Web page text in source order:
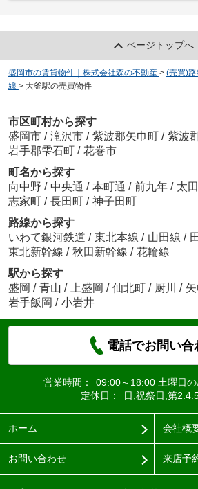
ページトップへ
盛岡市の賃貸物件｜株式会社森の不動産 > (売買)
線 > 大釜駅の売買物件
市区町村から探す
盛岡市 / 滝沢市 / 紫波郡矢巾町 / 紫波
岩手郡雫石町 / 花巻市
町名から探す
向中野 / 中央通 / 本町通 / 前九年 / 太田
志家町 / 長田町 / 神子田町
路線から探す
いわて銀河鉄道 / 東北本線 / 山田線 /
東北新幹線 / 秋田新幹線 / 花輪線
駅から探す
盛岡 / 青山 / 上盛岡 / 仙北町 / 厨川 /
岩手飯岡 / 小岩井
電話でお問い合
営業時間：
09:00～18:00 土曜日
定休日：
日,祝祭日,第
ホーム 会社概
お問い合わせ 来店予